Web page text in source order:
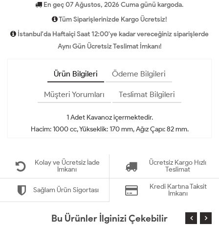
En geç 07 Ağustos, 2026 Cuma günü kargoda.
Tüm Siparişlerinizde Kargo Ücretsiz!
İstanbul'da Haftaiçi Saat 12:00'ye kadar vereceğiniz siparişlerde
Aynı Gün Ücretsiz Teslimat İmkanı!
Ürün Bilgileri Ödeme Bilgileri
Müşteri Yorumları Teslimat Bilgileri
1 Adet Kavanoz içermektedir.
Hacim: 1000 cc, Yükseklik: 170 mm, Ağız Çapı: 82 mm.
Kolay ve Ücretsiz İade
İmkanı
Ücretsiz Kargo Hızlı
Teslimat
Sağlam Ürün Sigortası
Kredi Kartına Taksit
İmkanı
Bu Ürünler İlginizi Çekebilir